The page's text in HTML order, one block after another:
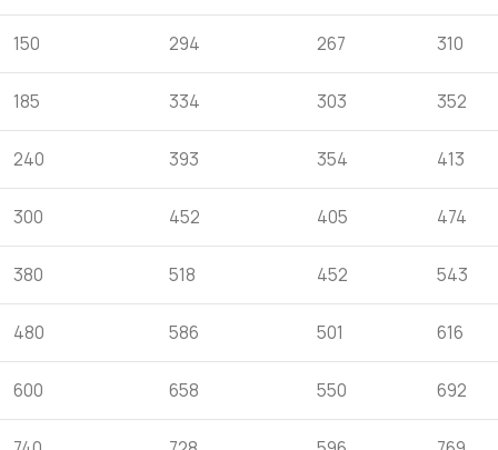
150 294 267 310
185 334 303 352
240 393 354 413
300 452 405 474
380 518 452 543
480 586 501 616
600 658 550 692